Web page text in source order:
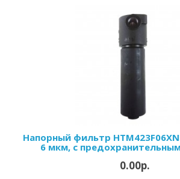
Напорный фильтр
6 мкм, с
0.00р.